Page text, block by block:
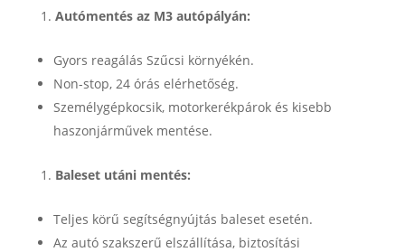
Autómentés az M3 autópályán:
Gyors reagálás Szűcsi környékén.
Non-stop, 24 órás elérhetőség.
Személygépkocsik, motorkerékpárok és kisebb
haszonjárművek mentése.
Baleset utáni mentés:
Teljes körű segítségnyújtás baleset esetén.
Az autó szakszerű elszállítása, biztosítási